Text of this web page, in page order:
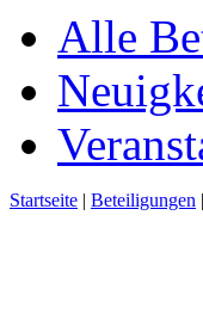
Alle
Startseite | Beteiligungen |